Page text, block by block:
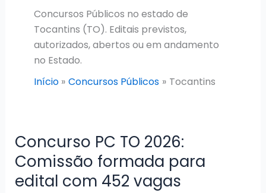
Concursos Públicos no estado de
Tocantins (TO). Editais previstos,
autorizados, abertos ou em andamento
no Estado.
Início
Concursos Públicos Tocantins
Concurso PC TO 2026:
Comissão formada para
edital com 452 vagas